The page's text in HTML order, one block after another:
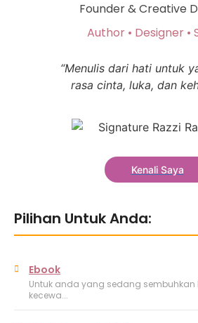
Founder & Creative
Author • Designer •
“Menulis dari hati untuk
rasa cinta, luka, dan
Kenali Saya
Pilihan Untuk Anda:
Ebook
Untuk anda yang sedang
kecewa...